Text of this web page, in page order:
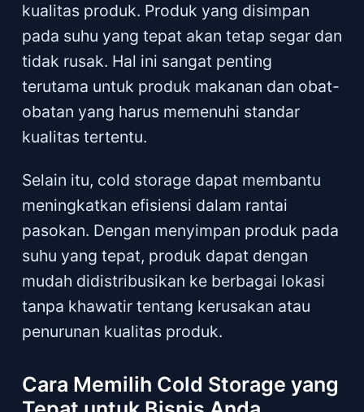
kualitas produk. Produk yang disimpan
pada suhu yang tepat akan tetap segar dan
tidak rusak. Hal ini sangat penting
terutama untuk produk makanan dan obat-
obatan yang harus memenuhi standar
kualitas tertentu.
Selain itu, cold storage dapat membantu
meningkatkan efisiensi dalam rantai
pasokan. Dengan menyimpan produk pada
suhu yang tepat, produk dapat dengan
mudah didistribusikan ke berbagai lokasi
tanpa khawatir tentang kerusakan atau
penurunan kualitas produk.
Cara Memilih Cold Storage yang